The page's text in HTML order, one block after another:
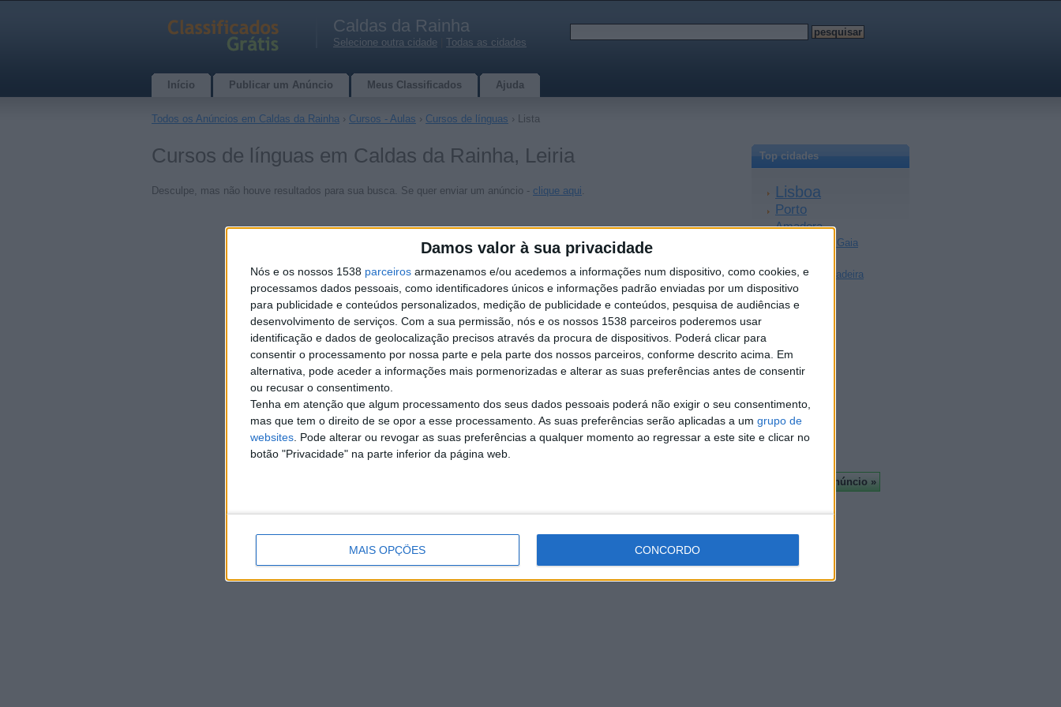
Damos valor à sua privacidade
Nós e os nossos 1538 parceiros armazenamos e/ou acedemos a informações num dispositivo, como cookies, e
processamos dados pessoais, como identificadores únicos e informações padrão enviadas por um dispositivo
para publicidade e conteúdos personalizados, medição de publicidade e conteúdos, pesquisa de audiências e
desenvolvimento de serviços. Com a sua permissão, nós e os nossos 1538 parceiros poderemos usar
identificação e dados de geolocalização precisos através da procura de dispositivos. Poderá clicar para
consentir o processamento por nossa parte e pela parte dos nossos parceiros, conforme descrito acima. Em
alternativa, pode aceder a informações mais pormenorizadas e alterar as suas preferências antes de consentir
ou recusar o consentimento.
Tenha em atenção que algum processamento dos seus dados pessoais poderá não exigir o seu consentimento,
mas que tem o direito de se opor a esse processamento. As suas preferências serão aplicadas a um grupo de
websites . Pode alterar ou revogar as suas preferências a qualquer momento ao regressar a este site e clicar no
botão "Privacidade" na parte inferior da página web.
MAIS OPÇÕES CONCORDO
Caldas da Rainha
Selecione outra cidade Todas as cidades
Início Publicar um Anúncio Meus Classificados Ajuda
Todos os Anúncios em Caldas da Rainha › Cursos - Aulas › Cursos de línguas › Lista
Cursos de línguas em Caldas da Rainha, Leiria
Desculpe, mas não houve resultados para sua busca. Se quer enviar um anúncio - clique aqui
Top cidades
Lisboa
Porto
Amadora
Vila Nova de Gaia
Achada da Madeira
Coimbra
Sintra
Faro
Almada
Leiria
Viseu
Mais